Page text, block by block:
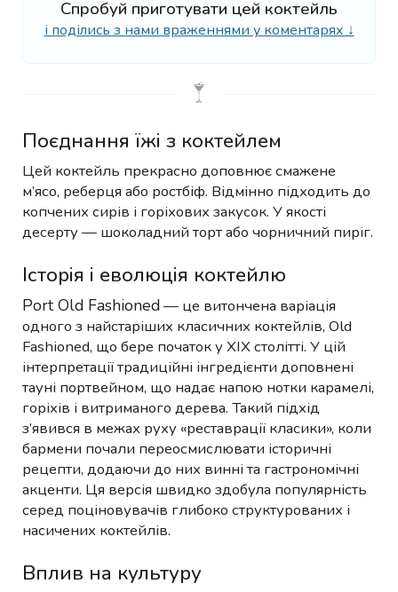
Спробуй приготувати цей коктейль
і поділись з нами враженнями у коментарях ↓
Поєднання їжі з коктейлем
Цей коктейль прекрасно доповнює смажене
м’ясо, реберця або ростбіф. Відмінно підходить до
копчених сирів і горіхових закусок. У якості
десерту — шоколадний торт або чорничний пиріг.
Історія і еволюція коктейлю
Port Old Fashioned— це витончена варіація
одного з найстаріших класичних коктейлів, Old
Fashioned, що бере початок у XIX столітті. У цій
інтерпретації традиційні інгредієнти доповнені
тауні портвейном, що надає напою нотки карамелі,
горіхів і витриманого дерева. Такий підхід
з’явився в межах руху «реставрації класики», коли
бармени почали переосмислювати історичні
рецепти, додаючи до них винні та гастрономічні
акценти. Ця версія швидко здобула популярність
серед поціновувачів глибоко структурованих і
насичених коктейлів.
Вплив на культуру